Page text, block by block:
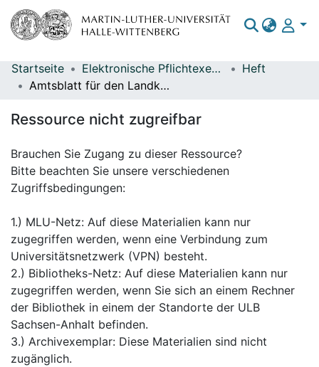
Bereiche & Sammlungen
Startseite Elektronische Pflichtexemplare
Heft
Amtsblatt für den Landkreis Stendal ; Nr. 18
Ressource nicht zugreifbar
Brauchen Sie Zugang zu dieser Ressource?
Bitte beachten Sie unsere verschiedenen
Zugriffsbedingungen:
1.) MLU-Netz: Auf diese Materialien kann nur
zugegriffen werden, wenn eine Verbindung zum
Universitätsnetzwerk (VPN) besteht.
2.) Bibliotheks-Netz: Auf diese Materialien kann nur
zugegriffen werden, wenn Sie sich an einem Rechner
der Bibliothek in einem der Standorte der ULB
Sachsen-Anhalt befinden.
3.) Archivexemplar: Diese Materialien sind nicht
zugänglich.